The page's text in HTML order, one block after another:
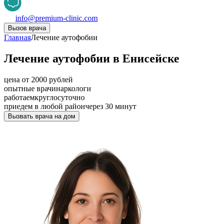
info@premium-clinic.com
Вызов врача
ГлавнаяЛечение аутофобии
Лечение аутофобии в Енисейске
цена от 2000 рублей
опытные врачинаркологи
работаемкруглосуточно
приедем в любой райончерез 30 минут
Вызвать врача на дом